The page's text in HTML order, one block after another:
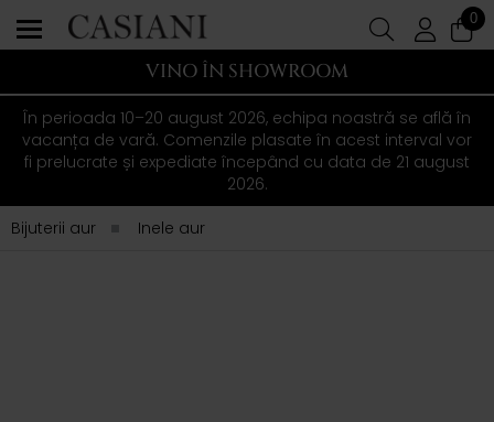
0
VINO ÎN SHOWROOM
În perioada 10–20 august 2026, echipa noastră se află în
vacanța de vară. Comenzile plasate în acest interval vor
fi prelucrate și expediate începând cu data de 21 august
2026.
Bijuterii aur
Inele aur